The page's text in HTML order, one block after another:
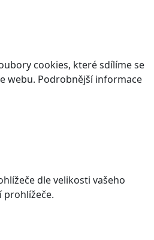
cookies, které sdílíme se
webu. Podrobnější informace
dle velikosti vašeho
prohlížeče.